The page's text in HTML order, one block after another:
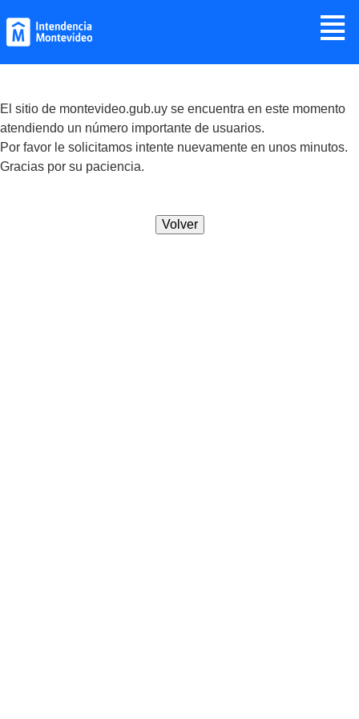
≣
El sitio de montevideo.gub.uy se encuentra en este momento
atendiendo un número importante de usuarios.
Por favor le solicitamos intente nuevamente en unos minutos.
Gracias por su paciencia.
Volver